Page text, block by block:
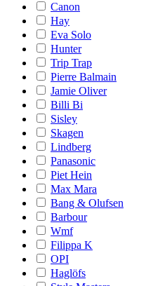
Canon
Hay
Eva Solo
Hunter
Trip Trap
Pierre Balmain
Jamie Oliver
Billi Bi
Sisley
Skagen
Lindberg
Panasonic
Piet Hein
Max Mara
Bang & Olufsen
Barbour
Wmf
Filippa K
OPI
Haglöfs